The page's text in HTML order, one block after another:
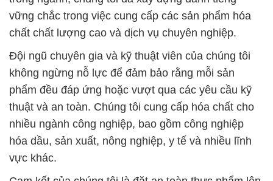
vực khác.
Cam kết của chúng tôi là đặt an toàn thực phẩm lên
hàng đầu, đồng thời chúng tôi sở hữu một kho hóa
chất đa dạng với sự đa dạng về sản phẩm và dịch
vụ. Sản phẩm của chúng tôi không chỉ đảm bảo
chất lượng mà còn tuân thủ các tiêu chuẩn an toàn
và môi trường.
Chúng tôi luôn tin rằng sự thành công của khách
hàng chính là động lực lớn nhất để chúng tôi không
ngừng phát triển và hoàn thiện. Sự linh hoạt và đa